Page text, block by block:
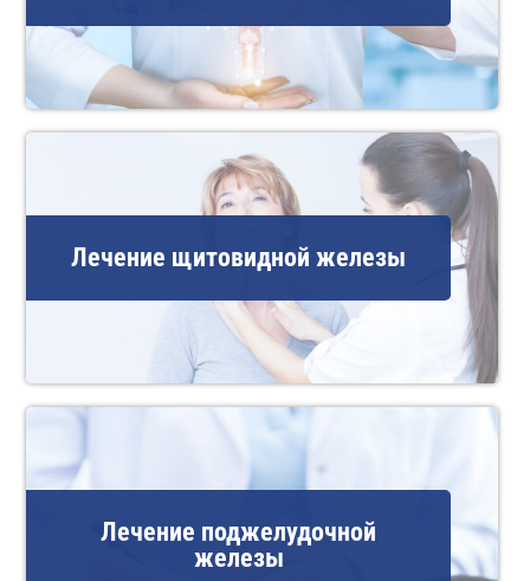
Лечение щитовидной железы
Лечение поджелудочной
железы